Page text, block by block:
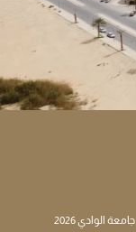
الوادي 2026